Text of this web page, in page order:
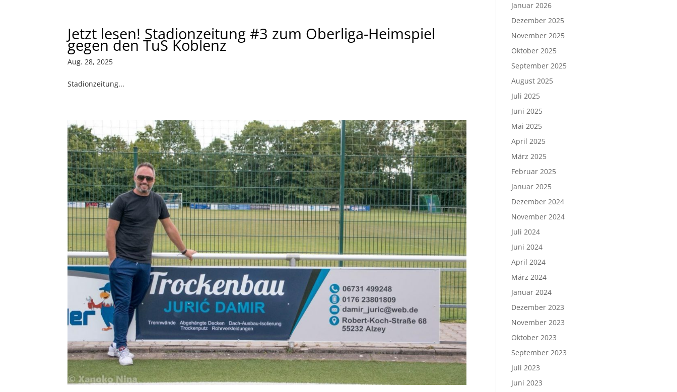
Jetzt lesen! Stadionzeitung #3 zum Oberliga-Heimspiel
gegen den TuS Koblenz
Aug. 28, 2025
Stadionzeitung...
Januar 2026
Dezember 2025
November 2025
Oktober 2025
September 2025
August 2025
Juli 2025
Juni 2025
Mai 2025
April 2025
März 2025
Februar 2025
Januar 2025
Dezember 2024
November 2024
Juli 2024
Juni 2024
April 2024
März 2024
Januar 2024
Dezember 2023
November 2023
Oktober 2023
September 2023
Juli 2023
Juni 2023